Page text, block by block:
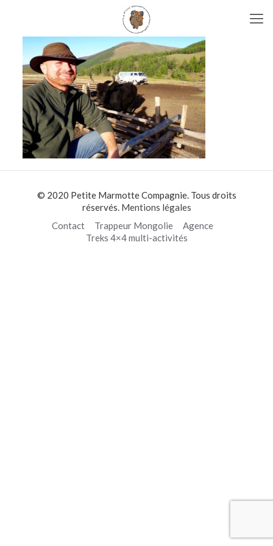
© 2020 Petite Marmotte Compagnie. Tous droits
réservés. Mentions légales
Contact
Trappeur Mongolie
Agence
Treks 4×4 multi-activités